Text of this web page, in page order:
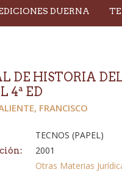
DUERNA
DE HISTORIA
4ª ED
FRANCISCO
TECNOS (PAPEL)
2001
Otras Materias